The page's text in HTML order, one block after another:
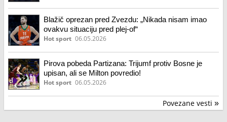
Blažič oprezan pred Zvezdu: „Nikada nisam imao
ovakvu situaciju pred plej-of“
Hot sport 06.05.2026
Pirova pobeda Partizana: Trijumf protiv Bosne je
upisan, ali se Milton povredio!
Hot sport 06.05.2026
Povezane vesti »